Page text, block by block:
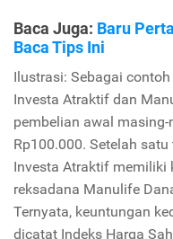
Baca Juga: Baru
Baca Tips Ini
Ilustrasi: Sebagai
Investa Atraktif dan
pembelian awal
Rp100.000. Setelah
Investa Atraktif memiliki
reksadana Manulife
Ternyata, keuntungan
dicatat Indeks Harga